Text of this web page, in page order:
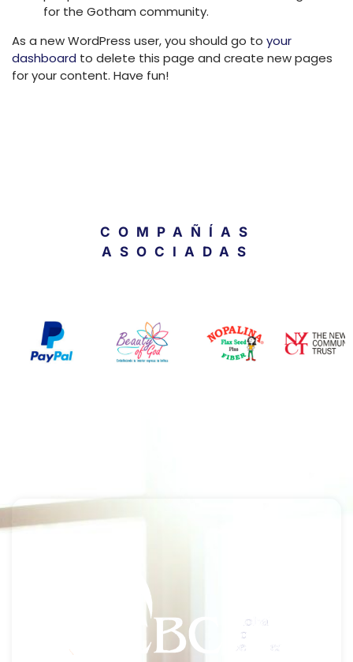
for the Gotham community.
As a new WordPress user, you should go to your
dashboard to delete this page and create new pages
for your content. Have fun!
COMPAÑÍAS
ASOCIADAS